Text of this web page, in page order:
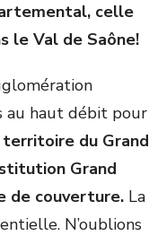
celle
le Val de Saône!
au haut débit pour
du Grand
Grand
de couverture. La
N’oublions